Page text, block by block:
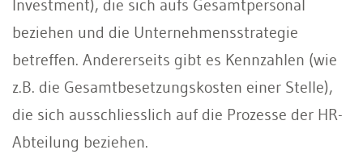
Investment), die sich aufs Gesamtpersonal
beziehen und die Unternehmensstrategie
betreffen. Andererseits gibt es Kennzahlen (wie
z.B. die Gesamtbesetzungskosten einer Stelle),
die sich ausschliesslich auf die Prozesse der HR-
Abteilung beziehen.